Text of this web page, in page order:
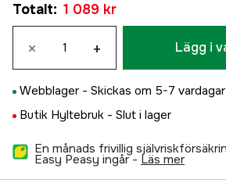
Totalt: 1 089 kr
× + Lägg i
Webblager - Skickas om 5-7 vardagar
Butik Hyltebruk - Slut i lager
En månads frivillig
Easy Peasy ingår - läs mer